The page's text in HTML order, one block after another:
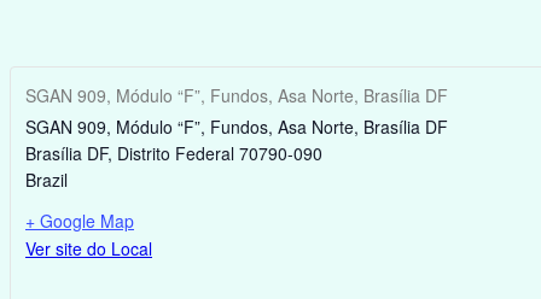
SGAN 909, Módulo “F”, Fundos, Asa Norte, Brasília DF
SGAN 909, Módulo “F”, Fundos, Asa Norte, Brasília DF
Brasília DF, Distrito Federal 70790-090
Brazil
+ Google Map
Ver site do Local